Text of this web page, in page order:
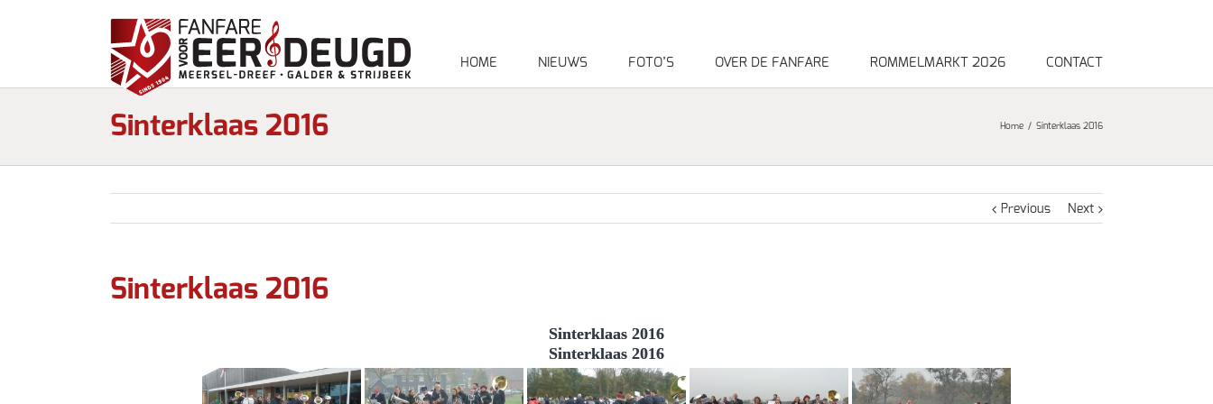
HOME NIEUWS FOTO’S OVER DE FANFARE ROMMELMARKT 2026 CONTACT
Sinterklaas 2016 Home Sinterklaas 2016
Previous Next
Sinterklaas 2016
Sinterklaas 2016
Sinterklaas 2016